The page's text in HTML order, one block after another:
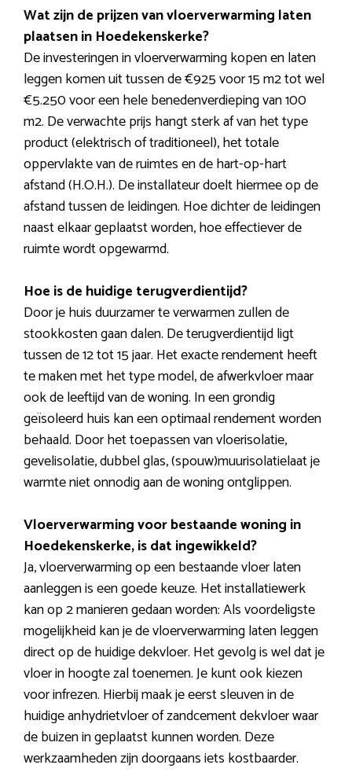
Wat zijn de prijzen van vloerverwarming laten
plaatsen in Hoedekenskerke?
De investeringen in vloerverwarming kopen en laten
leggen komen uit tussen de €925 voor 15 m2 tot wel
€5.250 voor een hele benedenverdieping van 100
m2. De verwachte prijs hangt sterk af van het type
product (elektrisch of traditioneel), het totale
oppervlakte van de ruimtes en de hart-op-hart
afstand (H.O.H.). De installateur doelt hiermee op de
afstand tussen de leidingen. Hoe dichter de leidingen
naast elkaar geplaatst worden, hoe effectiever de
ruimte wordt opgewarmd.
Hoe is de huidige terugverdientijd?
Door je huis duurzamer te verwarmen zullen de
stookkosten gaan dalen. De terugverdientijd ligt
tussen de 12 tot 15 jaar. Het exacte rendement heeft
te maken met het type model, de afwerkvloer maar
ook de leeftijd van de woning. In een grondig
geïsoleerd huis kan een optimaal rendement worden
behaald. Door het toepassen van vloerisolatie,
gevelisolatie, dubbel glas, (spouw)muurisolatielaat je
warmte niet onnodig aan de woning ontglippen.
Vloerverwarming voor bestaande woning in
Hoedekenskerke, is dat ingewikkeld?
Ja, vloerverwarming op een bestaande vloer laten
aanleggen is een goede keuze. Het installatiewerk
kan op 2 manieren gedaan worden: Als voordeligste
mogelijkheid kan je de vloerverwarming laten leggen
direct op de huidige dekvloer. Het gevolg is wel dat je
vloer in hoogte zal toenemen. Je kunt ook kiezen
voor infrezen. Hierbij maak je eerst sleuven in de
huidige anhydrietvloer of zandcement dekvloer waar
de buizen in geplaatst kunnen worden. Deze
werkzaamheden zijn doorgaans iets kostbaarder.